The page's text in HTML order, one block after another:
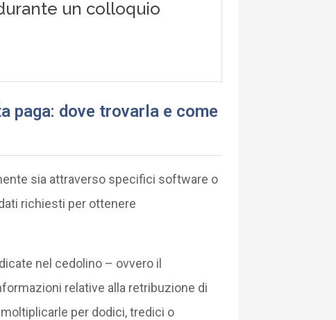
paga: dove trovarla e come
sia attraverso specifici software o
richiesti per ottenere
nel cedolino – ovvero il
relative alla retribuzione di
per dodici, tredici o